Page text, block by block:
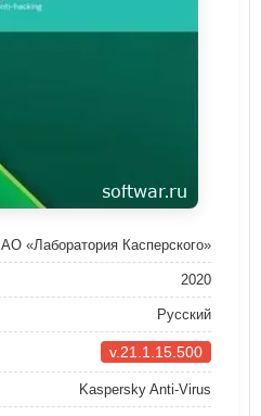
АО «Лаборатория Касперского»
2020
Русский
v.21.1.15.500
Kaspersky Anti-Virus